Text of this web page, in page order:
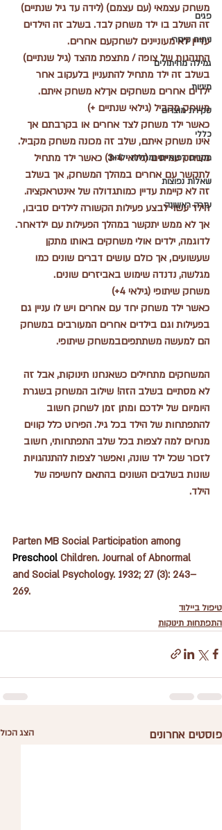
פגים
ניתוח קיסרי
גמילה מחיתולים
מיניות
סקירת מוצרים
כללי
מקרים רפואיים ומחלות ילדות
שאלות נפוצות
עזרה ראשונה
משחק עצמאי (עם עצמם) (לידה עד גיל שנתיים)
זה השלב בו ילד משחק לבד. בשלב זה הילדים
עדיין לא מעוניינים לשחקעם אחרים.
התנהגות של צופה / מתצפת מהצד (גיל שנתיים)
בשלב זה ילד מתחיל להתעניין בלעקוב אחר
ילדים אחרים משחקים אךלא משחק איתם.
משחק מקביל (גילאי שנתיים +)
כאשר ילד משחק לצד אחרים או בקרבתם אך
אינו משחק איתם, שלב זה מכונה משחק מקביל.
משחק עמיתים (גילאי 3-4)
כאשר ילד מתחיל
לתקשר עם אחרים במהלך המשחק, אך בשלב
זה לא קיימת עדיין כמותגדולה של אינטראקציה.
הילד עשוי לבצע פעילות הקשורה לילדים סביבו,
אך לא ממש יתקשר במהלך הפעילות עם ילדאחר.
לדוגמה, ילדים אולי משחקים באותו מתקן
שעשועים, אך כולם עושים דברים שונים כמו
מגלשה, נדנדה שימוש באביזרים שונים.
משחק שיתופי (גילאי 4+)
כאשר ילד משחק יחד עם אחרים ויש לו עניין גם
בפעילות וגם בילדים אחרים המעורבים במשחק
הם למעשה משתתפיםבמשחק שיתופי.
המשחקים מתחילים כשאנחנו תינוקות, אבל זה
לא מסתיים בשלב הזה! שילוב המשחק בשגרת
היומיום של ילדכם ומתן זמן לשחק חשוב
להתפתחות של הילד בכל גיל. הפירוט כלל קווים
מנחים למה לצפות בכל שלב התפתחותי, חשוב
לזכור שכל ילד שונה, ואפשר לצפות להתנהגויות
שונות בשלבים השונים בהתאם לחשיפה של
הילד.
Parten MB Social Participation among
Preschool Children. Journal of Abnormal
and Social Psychology. 1932; 27 (3): 243–
269.
טיפול ביילוד
התפתחות תינוקות
פוסטים אחרונים הצג הכול